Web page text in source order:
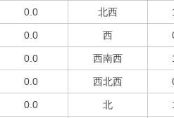
0.0 北西
0.0 西
0.0 西南西
0.0 西北西
0.0 北